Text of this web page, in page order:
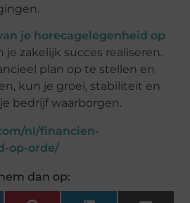
je horecagelegenheid op
zakelijk succes realiseren.
plan op te stellen en
kun je groei, stabiliteit en
bedrijf waarborgen.
nl/financien-
op-orde/
dan op: